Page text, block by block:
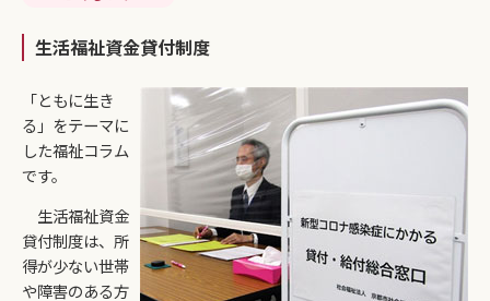
生活福祉資金貸付制度
「ともに生き
る」をテーマに
した福祉コラム
です。
生活福祉資金
貸付制度は、所
得が少ない世帯
や障害のある方